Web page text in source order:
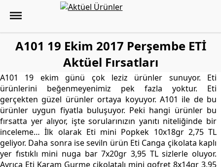
A101 19 Ekim 2017 Perşembe ETİ
Aktüel Fırsatları
A101 19 ekim günü çok leziz ürünler sunuyor. Eti
ürünlerini beğenmeyenimiz pek fazla yoktur. Eti
gerçekten güzel ürünler ortaya koyuyor. A101 ile de bu
ürünler uygun fiyatla buluşuyor. Peki hangi ürünler bu
fırsatta yer alıyor, işte sorularınızın yanıtı niteliğinde bir
inceleme… İlk olarak Eti mini Popkek 10x18gr 2,75 TL
geliyor. Daha sonra ise seviln ürün Eti Canga çikolata kaplı
yer fıstıklı mini nuga bar 7x20gr 3,95 TL sizlerle oluyor.
Ayrıca Eti Karam Gurme çikolatalı mini gofret 8x14gr 3,95